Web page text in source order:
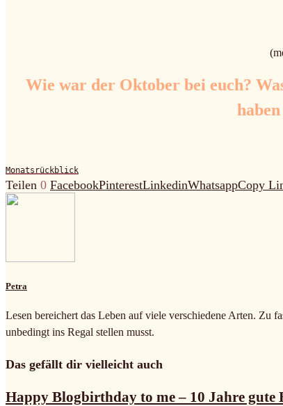
Wie war der Oktober bei euch?
Monatsrückblick
Teilen 0 FacebookPinterestLinkedinWhatsappCopy
Petra
Lesen bereichert das Leben auf viele verschiedene Arten. Zu
unbedingt ins Regal stellen musst.
Das gefällt dir vielleicht auch
Happy Blogbirthday to me – 10 Jahre gute